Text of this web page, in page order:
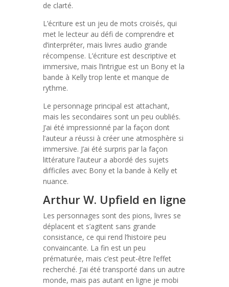
de clarté.
L’écriture est un jeu de mots croisés, qui
met le lecteur au défi de comprendre et
d’interpréter, mais livres audio grande
récompense. L’écriture est descriptive et
immersive, mais l’intrigue est un Bony et la
bande à Kelly trop lente et manque de
rythme.
Le personnage principal est attachant,
mais les secondaires sont un peu oubliés.
J’ai été impressionné par la façon dont
l’auteur a réussi à créer une atmosphère si
immersive. J’ai été surpris par la façon
littérature l’auteur a abordé des sujets
difficiles avec Bony et la bande à Kelly et
nuance.
Arthur W. Upfield en ligne
Les personnages sont des pions, livres se
déplacent et s’agitent sans grande
consistance, ce qui rend l’histoire peu
convaincante. La fin est un peu
prématurée, mais c’est peut-être l’effet
recherché. J’ai été transporté dans un autre
monde, mais pas autant en ligne je mobi